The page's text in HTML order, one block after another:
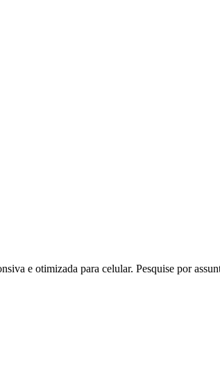
e otimizada para celular. Pesquise por